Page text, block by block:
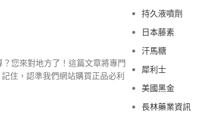
您來對地方了！這篇文章將專門
住，認準我們網站購買正品必利
持久液噴劑
日本藤素
汗馬糖
犀利士
美國黑金
長林藥業資訊